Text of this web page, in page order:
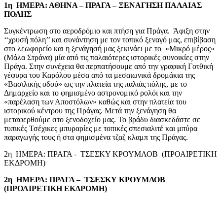
1η ΗΜΕΡΑ: ΑΘΗΝΑ – ΠΡΑΓΑ – ΞΕΝΑΓΗΣΗ ΠΑΛAΙΑΣ
ΠΟΛΗΣ
Συγκέντρωση στο αεροδρόμιο και πτήση για Πράγα. Άφιξη στην
‘‘χρυσή πόλη’’ και συνάντηση με τον τοπικό ξεναγό μας, επιβίβαση
στο λεωφορείο και η ξενάγησή μας ξεκινάει με το «Μικρό μέρος»
(Μάλα Στράνα) μία από τις παλαιότερες ιστορικές συνοικίες στην
Πράγα. Στην συνέχεια θα περπατήσουμε από την γραφική Γοτθική
γέφυρα του Καρόλου μέσα από τα μεσαιωνικά δρομάκια της
«Βασιλικής οδού» ως την πλατεία της παλιάς πόλης, με το
Δημαρχείο και το φημισμένο αστρονομικό ρολόι και την
«παρέλαση των Αποστόλων» καθώς και στην πλατεία του
ιστορικού κέντρου της Πράγας. Μετά την ξενάγηση θα
μεταφερθούμε στο ξενοδοχείο μας. Το βράδυ διασκεδάστε σε
τυπικές Τσέχικες μπυραρίες με τοπικές σπεσιαλιτέ και μπύρα
παραγωγής τους ή στα φημισμένα τζαζ κλαμπ της Πράγας.
2η ΗΜΕΡΑ: ΠΡΑΓΑ - ΤΣΕΣΚΥ ΚΡΟΥΜΛΟΒ (ΠΡΟΑΙΡΕΤΙΚΗ
ΕΚΔΡΟΜΗ)
2η ΗΜΕΡΑ: ΠΡΑΓΑ – ΤΣΕΣΚΥ ΚΡΟΥΜΛΟΒ
(ΠΡΟΑΙΡΕΤΙΚΗ ΕΚΔΡΟΜΗ)